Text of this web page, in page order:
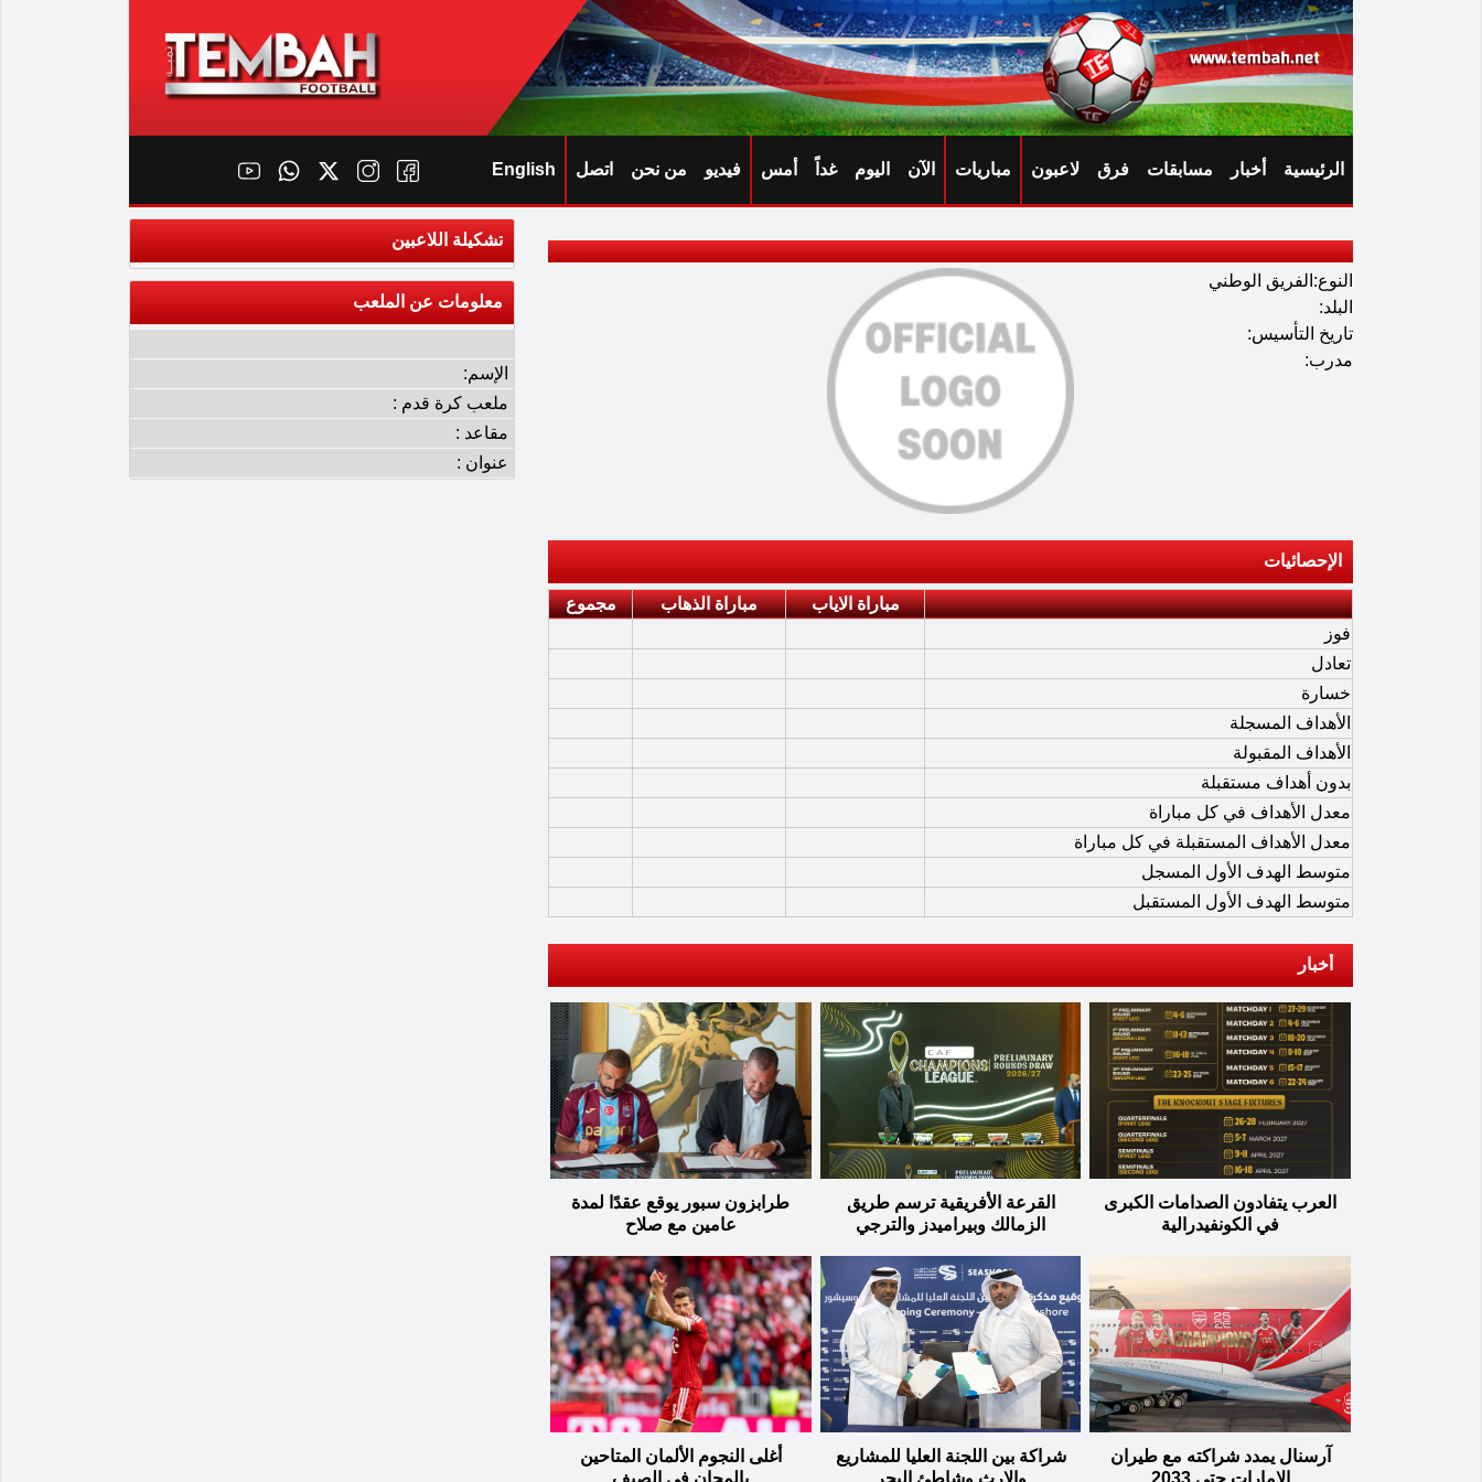
الرئيسية أخبار مسابقات فرق لاعبون مباريات الآن اليوم غداً أمس فيديو من نحن اتصل English
النوع:الفريق الوطني
البلد:
تاريخ التأسيس:
مدرب:
الإحصائيات
مباراة الاياب مباراة الذهاب
مجموع
فوز
تعادل
خسارة
الأهداف المسجلة
الأهداف المقبولة
بدون أهداف مستقبلة
معدل الأهداف في كل مباراة
معدل الأهداف المستقبلة في كل مباراة
متوسط الهدف الأول المسجل
متوسط الهدف الأول المستقبل
أخبار
العرب يتفادون الصدامات الكبرى
في الكونفيدرالية
القرعة الأفريقية ترسم طريق
الزمالك وبيراميدز والترجي
طرابزون سبور يوقع عقدًا لمدة
عامين مع صلاح
آرسنال يمدد شراكته مع طيران
شراكة بين اللجنة العليا للمشاريع
أغلى النجوم الألمان المتاحين
تشكيلة اللاعبين
معلومات عن الملعب
الإسم:
ملعب كرة قدم :
مقاعد :
عنوان :